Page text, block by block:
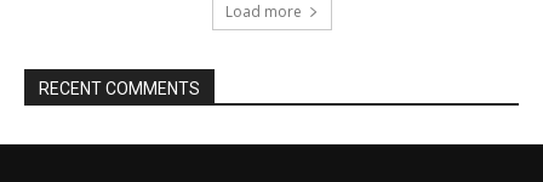
Load more
RECENT COMMENTS